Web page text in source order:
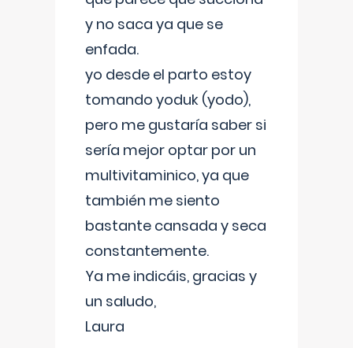
y no saca ya que se
enfada.
yo desde el parto estoy
tomando yoduk (yodo),
pero me gustaría saber si
sería mejor optar por un
multivitaminico, ya que
también me siento
bastante cansada y seca
constantemente.
Ya me indicáis, gracias y
un saludo,
Laura